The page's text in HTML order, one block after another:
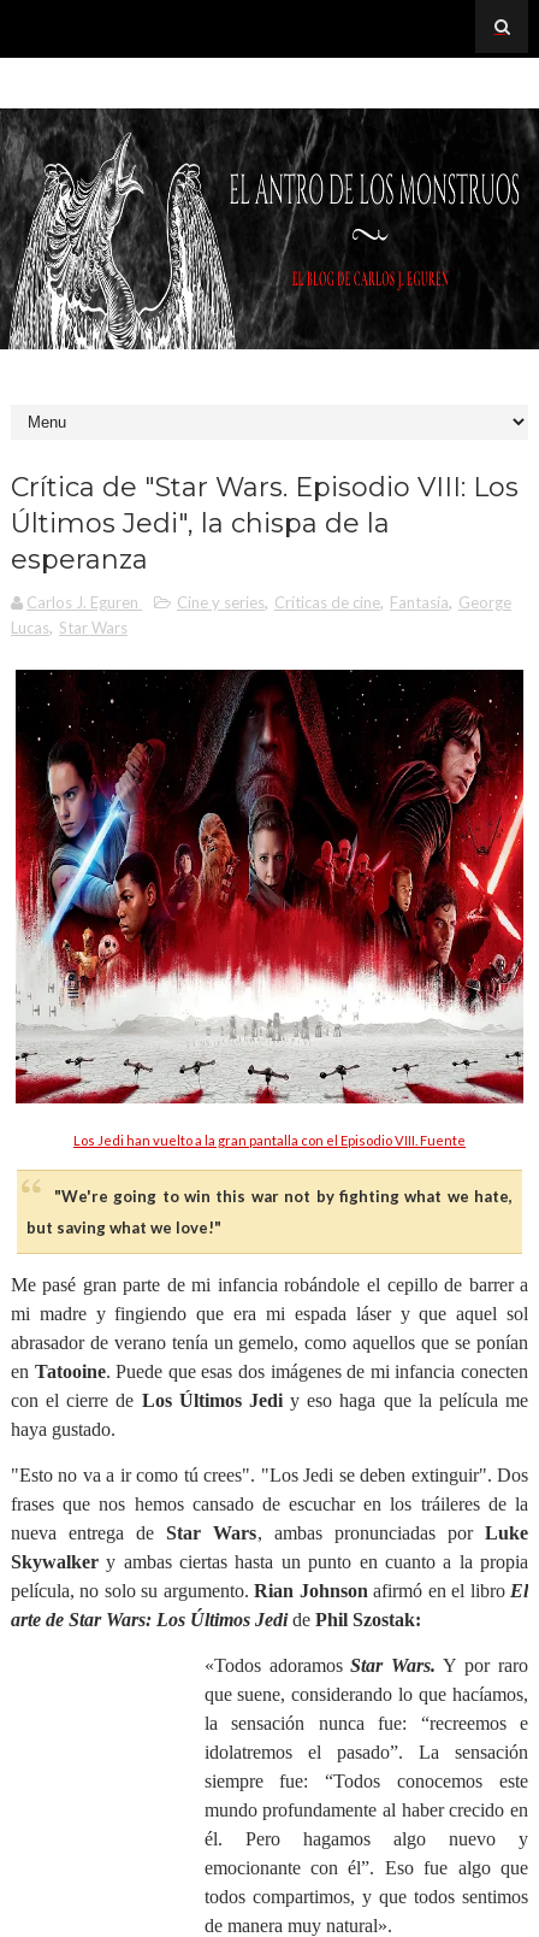
Crítica de "Star Wars. Episodio VIII: Los
Últimos Jedi", la chispa de la
esperanza
Carlos J. Eguren Cine y series, Críticas de cine, Fantasía, George
Lucas, Star Wars
Los Jedi han vuelto a la gran pantalla con el Episodio VIII. Fuente
"We're going to win this war not by fighting what we hate,
but saving what we love!"
Me pasé gran parte de mi infancia robándole el cepillo de barrer a
mi madre y fingiendo que era mi espada láser y que aquel sol
abrasador de verano tenía un gemelo, como aquellos que se ponían
en Tatooine. Puede que esas dos imágenes de mi infancia conecten
con el cierre de Los Últimos Jediy eso haga que la película me
haya gustado.
"Esto no va a ir como tú crees". "Los Jedi se deben extinguir". Dos
frases que nos hemos cansado de escuchar en los tráileres de la
nueva entrega deStar Wars, ambas pronunciadas porLuke
Skywalkery ambas ciertas hasta un punto en cuanto a la propia
película, no solo su argumento.Rian Johnson afirmó en el libro El
arte de Star Wars: Los Últimos Jedide Phil Szostak:
«Todos adoramosStar Wars. Y por raro
que suene, considerando lo que hacíamos,
la sensación nunca fue: “recreemos e
idolatremos el pasado”. La sensación
siempre fue: “Todos conocemos este
mundo profundamente al haber crecido en
él. Pero hagamos algo nuevo y
emocionante con él”. Eso fue algo que
todos compartimos, y que todos sentimos
de manera muy natural».